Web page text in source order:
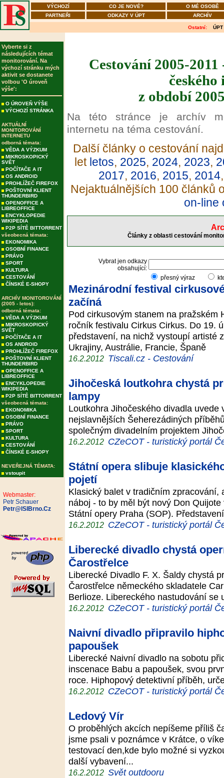
VÝCHOZÍ CO JE NOVÉ?
O MÉ OSOBĚ
PARTNEŘI
ODKAZY V ÚPT ARCHÍV
Ostatní: ÚPT
Vyberte si z
následujících témat
monitorování. Na
výchozí stránku mých
aktivit se dostanete
volbou 'O úroveň
výše':
O ÚROVEŇ VÝŠE
VÝCHOZÍ STRÁNKA
AKTUÁLNÍ
MONITOROVÁNÍ
INTERNETU
odborná témata:
VĚDA A VÝZKUM
MIKROSKOPICKÝ
SVĚT
POČÍTAČE A IT
OS ANDROID
PROHLÍŽEČ FIREFOX
POŠTOVNÍ KLIENT
THUNDERBIRD
OPENOFFICE A
LIBREOFFICE
ENCYKLOPEDIE
WIKIPEDIA
P2P SÍTĚ BITTORRENT
všeobecná témata:
EKONOMIKA
OSOBNÍ FINANCE
PRÁVO
SPORT
KULTURA
CESTOVÁNÍ
ČÍNSKÉ E-SHOPY
ARCHÍV MONITOROVÁNÍ
(2005 - letos):
odborná témata:
VĚDA A VÝZKUM
MIKROSKOPICKÝ
SVĚT
POČÍTAČE A IT
OS ANDROID
PROHLÍŽEČ FIREFOX
POŠTOVNÍ KLIENT
THUNDERBIRD
OPENOFFICE A
LIBREOFFICE
ENCYKLOPEDIE
WIKIPEDIA
P2P SÍTĚ BITTORRENT
všeobecná témata:
EKONOMIKA
OSOBNÍ FINANCE
PRÁVO
SPORT
KULTURA
CESTOVÁNÍ
ČÍNSKÉ E-SHOPY
NEVEŘEJNÁ TÉMATA:
vstoupit
Webmaster:
Petr Schauer
Petr@ISIBrno.Cz
Cestování 2005-
z období
Na této stránce je archív
internetu na téma cestování.
Další články o cestování
let letos, 2025, 2024, 2023,
2017, 2016, 2015, 2014
Nejaktuálnějších 100 článků
on-line
Články z oblasti cestování
Vybrat jen odkazy
obsahující:
přesný výraz
Mezinárodní festival
začíná
Pod cirkusovým stanem na pražském
ročník festivalu Cirkus Cirkus. Do 19.
představení, na nichž vystoupí artisté
Ukrajiny, Austrálie, Francie, Španě
16.2.2012 Tiscali.cz - Cestování
Jihočeská loutkohra chystá
lampy
Loutkohra Jihočeského divadla
nejslavnějších Šeherezádiných
společným divadelním projektem
16.2.2012 CZeCOT - turistický portál
Státní opera slibuje
pojetí
Klasický balet v tradičním
náboj - to by měl být nový Don
Státní opery Praha (SOP).
16.2.2012 CZeCOT - turistický portál
Liberecké divadlo chystá
Čarostřelce
Liberecké Divadlo F. X. Šaldy chystá
Čarostřelce německého skladatele
Berlioze. Libereckého nastudování
16.2.2012 CZeCOT - turistický portál
Naivní divadlo připravilo
papoušek
Liberecké Naivní divadlo na sobotu
inscenace Babu a papoušek, svou
roce. Hiphopový detektivní příběh,
16.2.2012 CZeCOT - turistický portál
Ledový Vír
O proběhlých akcích nepíšeme příliš
jsme psali v poznámce v Krátce, o
testovací den,kde bylo možné si
další vybavení...
16.2.2012 Svět outdooru